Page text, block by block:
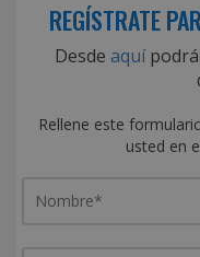
REGÍSTRATE
Desde aquípodrá
Rellene este
usted en